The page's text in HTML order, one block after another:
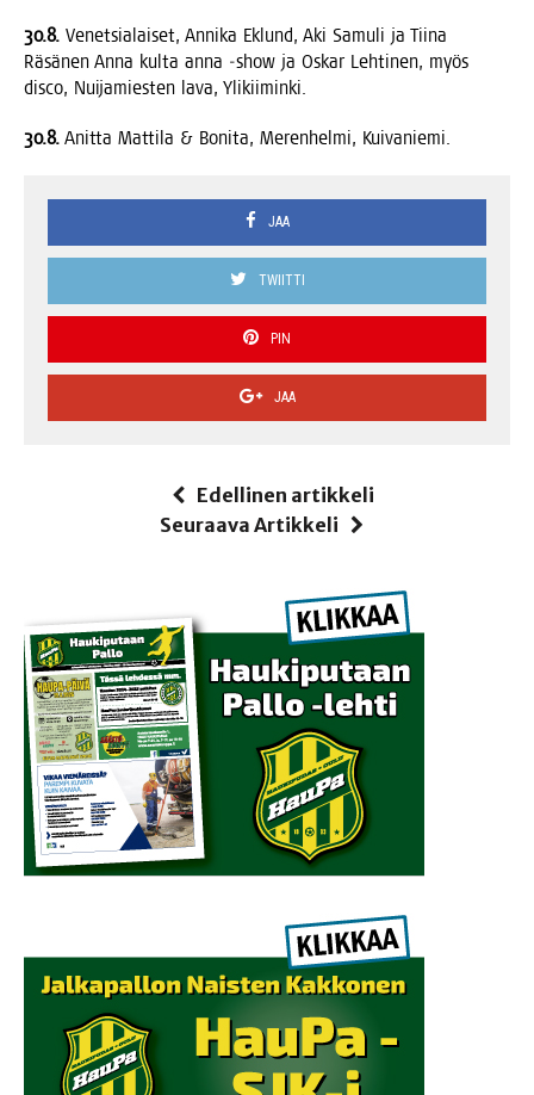
30.8. Venet­sia­lai­set, Anni­ka Eklund, Aki Samu­li ja Tii­na
Räsä­nen Anna kul­ta anna ‑show ja Oskar Leh­ti­nen, myös
disco, Nui­ja­mies­ten lava, Ylikiiminki.
30.8. Anit­ta Mat­ti­la & Boni­ta, Meren­hel­mi, Kuivaniemi.
JAA
TWIITTI
PIN
JAA
Edellinen artikkeli
Seuraava Artikkeli